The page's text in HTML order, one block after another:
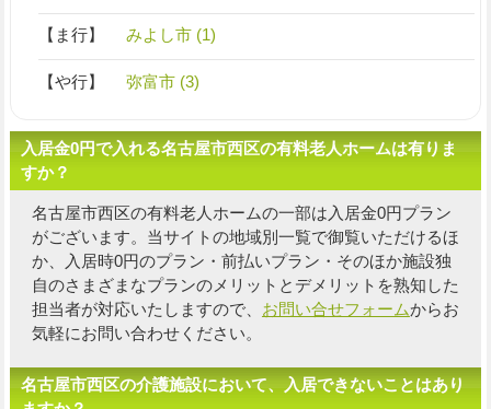
【ま行】 みよし市 (1)
【や行】 弥富市 (3)
入居金0円で入れる名古屋市西区の有料老人ホームは有りま
すか？
名古屋市西区の有料老人ホームの一部は入居金0円プラン
がございます。当サイトの地域別一覧で御覧いただけるほ
か、入居時0円のプラン・前払いプラン・そのほか施設独
自のさまざまなプランのメリットとデメリットを熟知した
担当者が対応いたしますので、 お問い合せフォームからお
気軽にお問い合わせください。
名古屋市西区の介護施設において、入居できないことはあり